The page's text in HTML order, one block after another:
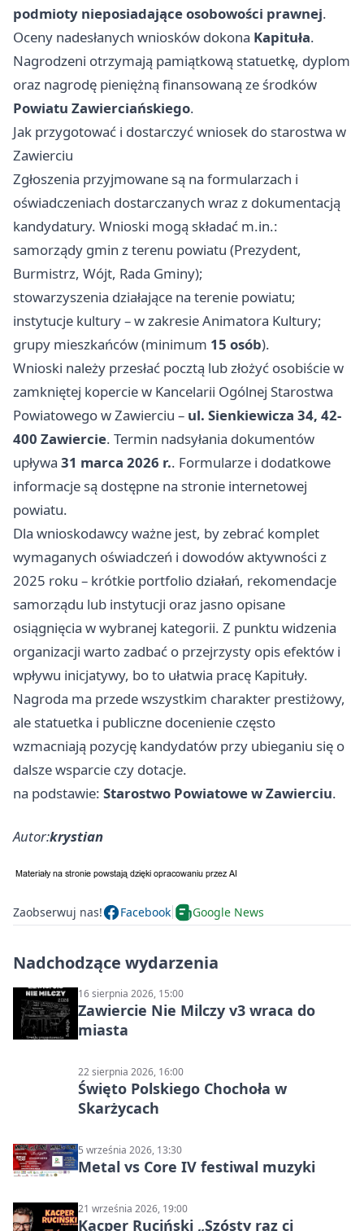
podmioty nieposiadające osobowości prawnej.
Oceny nadesłanych wniosków dokona Kapituła.
Nagrodzeni otrzymają pamiątkową statuetkę, dyplom
oraz nagrodę pieniężną finansowaną ze środków
Powiatu Zawierciańskiego.
Jak przygotować i dostarczyć wniosek do starostwa w
Zawierciu
Zgłoszenia przyjmowane są na formularzach i
oświadczeniach dostarczanych wraz z dokumentacją
kandydatury. Wnioski mogą składać m.in.:
samorządy gmin z terenu powiatu (Prezydent,
Burmistrz, Wójt, Rada Gminy);
stowarzyszenia działające na terenie powiatu;
instytucje kultury – w zakresie Animatora Kultury;
grupy mieszkańców (minimum 15 osób).
Wnioski należy przesłać pocztą lub złożyć osobiście w
zamkniętej kopercie w Kancelarii Ogólnej Starostwa
Powiatowego w Zawierciu – ul. Sienkiewicza 34, 42-
400 Zawiercie. Termin nadsyłania dokumentów
upływa 31 marca 2026 r.. Formularze i dodatkowe
informacje są dostępne na stronie internetowej
powiatu.
Dla wnioskodawcy ważne jest, by zebrać komplet
wymaganych oświadczeń i dowodów aktywności z
2025 roku – krótkie portfolio działań, rekomendacje
samorządu lub instytucji oraz jasno opisane
osiągnięcia w wybranej kategorii. Z punktu widzenia
organizacji warto zadbać o przejrzysty opis efektów i
wpływu inicjatywy, bo to ułatwia pracę Kapituły.
Nagroda ma przede wszystkim charakter prestiżowy,
ale statuetka i publiczne docenienie często
wzmacniają pozycję kandydatów przy ubieganiu się o
dalsze wsparcie czy dotacje.
na podstawie: Starostwo Powiatowe w Zawierciu.
Autor:krystian
Zaobserwuj nas! Facebook Google News
Nadchodzące wydarzenia
16 sierpnia 2026, 15:00
Zawiercie Nie Milczy v3 wraca do
miasta
22 sierpnia 2026, 16:00
Święto Polskiego Chochoła w
Skarżycach
5 września 2026, 13:30
Metal vs Core IV festiwal muzyki
21 września 2026, 19:00
Kacper Ruciński „Szósty raz ci